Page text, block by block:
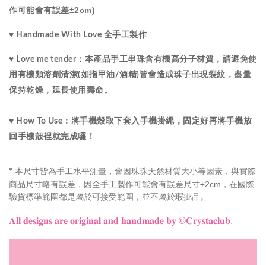
作可能會有誤差±2cm)
♥ Handmade With Love 全手工製作
♥ Love me tender： 本產品手工串珠含有機高分子材質，請避免使
用有機類溶劑清潔(如指甲油/酒精)皆會造成珠子出現裂紋，盡量
保持乾燥，延長使用壽命。
♥ How To Use：將手機殼取下套入手機掛繩，固定好再將手機放
回手機殼裡就完成囉！
* 本尺寸皆為手工水平測量，會因珠珠天然材質大小等因素，與實際
商品尺寸略有誤差，因全手工製作可能會有誤差尺寸±2cm，在國際
驗貨標準範圍都是屬於可接受範圍，並不屬於瑕疵品。
𝐀𝐥𝐥 𝐝𝐞𝐬𝐢𝐠𝐧𝐬 𝐚𝐫𝐞 𝐨𝐫𝐢𝐠𝐢𝐧𝐚𝐥 𝐚𝐧𝐝 𝐡𝐚𝐧𝐝𝐦𝐚𝐝𝐞 𝐛𝐲 ©𝐂𝐫𝐲𝐬𝐭𝐚𝐜𝐥𝐮𝐛.